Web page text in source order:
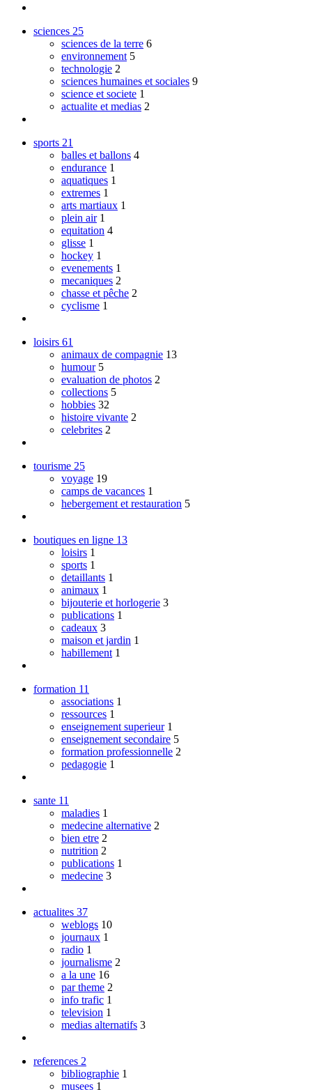
sciences 25
sciences de la terre 6
environnement 5
technologie 2
sciences humaines et sociales 9
science et societe 1
actualite et medias 2
sports 21
balles et ballons 4
endurance 1
aquatiques 1
extremes 1
arts martiaux 1
plein air 1
equitation 4
glisse 1
hockey 1
evenements 1
mecaniques 2
chasse et pêche 2
cyclisme 1
loisirs 61
animaux de compagnie 13
humour 5
evaluation de photos 2
collections 5
hobbies 32
histoire vivante 2
celebrites 2
tourisme 25
voyage 19
camps de vacances 1
hebergement et restauration 5
boutiques en ligne 13
loisirs 1
sports 1
detaillants 1
animaux 1
bijouterie et horlogerie 3
publications 1
cadeaux 3
maison et jardin 1
habillement 1
formation 11
associations 1
ressources 1
enseignement superieur 1
enseignement secondaire 5
formation professionnelle 2
pedagogie 1
sante 11
maladies 1
medecine alternative 2
bien etre 2
nutrition 2
publications 1
medecine 3
actualites 37
weblogs 10
journaux 1
radio 1
journalisme 2
a la une 16
par theme 2
info trafic 1
television 1
medias alternatifs 3
references 2
bibliographie 1
musees 1